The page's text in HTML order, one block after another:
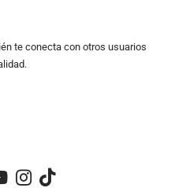
te conecta con otros usuarios